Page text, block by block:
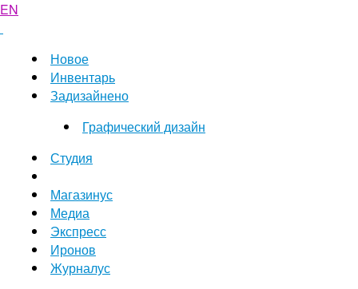
EN
Новое
Инвентарь
Задизайнено
Графический дизайн
Студия
Магазинус
Медиа
Экспресс
Иронов
Журналус